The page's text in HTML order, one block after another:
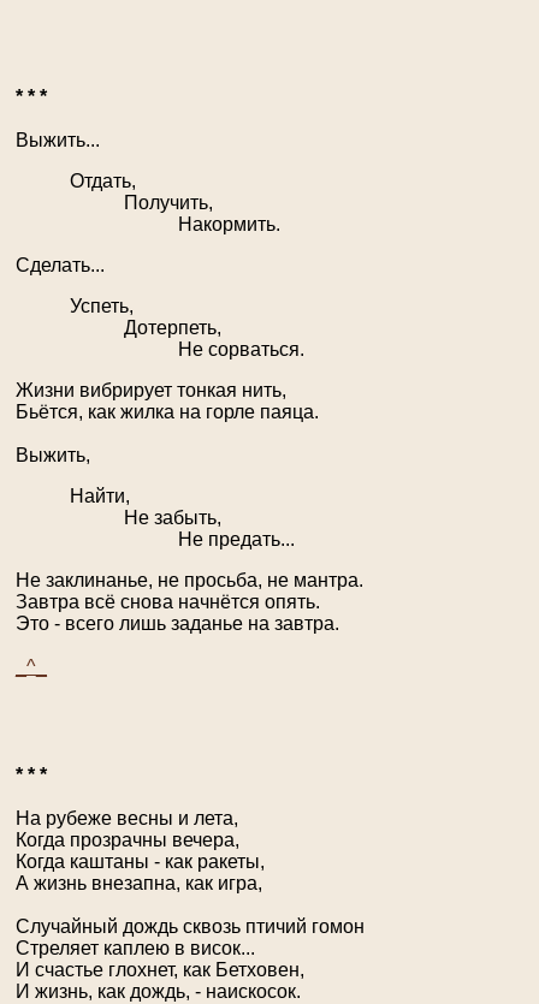
* * *
Выжить...
Отдать,
Получить,
Накормить.
Сделать...
Успеть,
Дотерпеть,
Не сорваться.
Жизни вибрирует тонкая нить,
Бьётся, как жилка на горле паяца.
Выжить,
Найти,
Не забыть,
Не предать...
Не заклинанье, не просьба, не мантра.
Завтра всё снова начнётся опять.
Это - всего лишь заданье на завтра.
_^_
* * *
На рубеже весны и лета,
Когда прозрачны вечера,
Когда каштаны - как ракеты,
А жизнь внезапна, как игра,
Случайный дождь сквозь птичий гомон
Стреляет каплею в висок...
И счастье глохнет, как Бетховен,
И жизнь, как дождь, - наискосок.